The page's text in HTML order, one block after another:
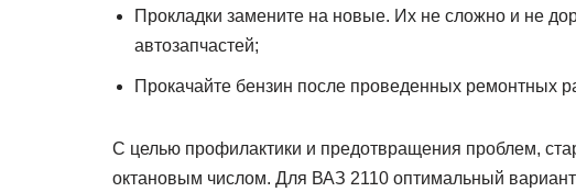
Прокладки замените на новые. Их не сложно и не
автозапчастей;
Прокачайте бензин после проведенных ремонтных
С целью профилактики и предотвращения проблем,
октановым числом. Для ВАЗ 2110 оптимальный